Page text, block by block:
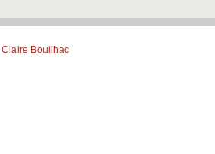
Claire Bouilhac